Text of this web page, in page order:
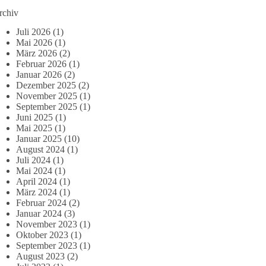
Juli 2026 (1)
Mai 2026 (1)
März 2026 (2)
Februar 2026 (1)
Januar 2026 (2)
Dezember 2025 (2)
November 2025 (1)
September 2025 (1)
Juni 2025 (1)
Mai 2025 (1)
Januar 2025 (10)
August 2024 (1)
Juli 2024 (1)
Mai 2024 (1)
April 2024 (1)
März 2024 (1)
Februar 2024 (2)
Januar 2024 (3)
November 2023 (1)
Oktober 2023 (1)
September 2023 (1)
August 2023 (2)